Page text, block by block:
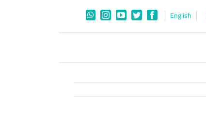
English
Facebook
Twitter
YouTube
Instagram
WhatsApp